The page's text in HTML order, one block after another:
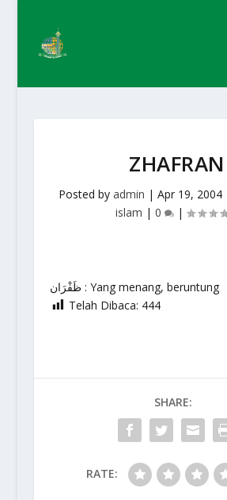
ZHAFRAN
Posted byadmin |Apr 19, 2004
islam | 0 |
ظَفْرَان : Yang menang, beruntung
Telah Dibaca: 444
SHARE:
RATE: